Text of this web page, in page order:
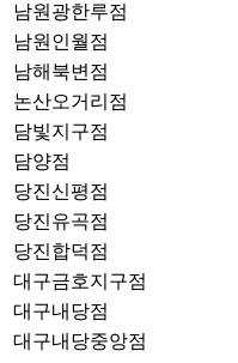
남원광한루점
남원인월점
남해북변점
논산오거리점
담빛지구점
담양점
당진신평점
당진유곡점
당진합덕점
대구금호지구점
대구내당점
대구내당중앙점